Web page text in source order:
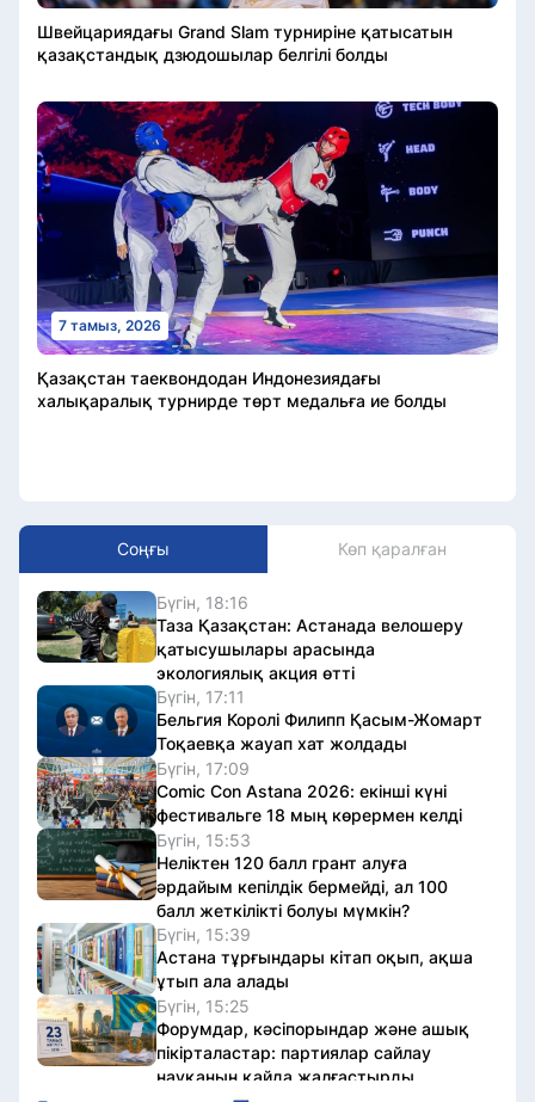
Швейцариядағы Grand Slam турниріне қатысатын
қазақстандық дзюдошылар белгілі болды
7 тамыз, 2026
Қазақстан таеквондодан Индонезиядағы
халықаралық турнирде төрт медальға ие болды
Соңғы Көп қаралған
Бүгін, 18:16
Таза Қазақстан: Астанада велошеру
қатысушылары арасында
экологиялық акция өтті
Бүгін, 17:11
Бельгия Королі Филипп Қасым-Жомарт
Тоқаевқа жауап хат жолдады
Бүгін, 17:09
Comic Con Astana 2026: екінші күні
фестивальге 18 мың көрермен келді
Бүгін, 15:53
Неліктен 120 балл грант алуға
әрдайым кепілдік бермейді, ал 100
балл жеткілікті болуы мүмкін?
Бүгін, 15:39
Астана тұрғындары кітап оқып, ақша
ұтып ала алады
Бүгін, 15:25
Форумдар, кәсіпорындар және ашық
пікірталастар: партиялар сайлау
науқанын қайда жалғастырды